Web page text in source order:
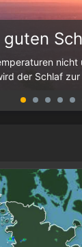
der Schlaf